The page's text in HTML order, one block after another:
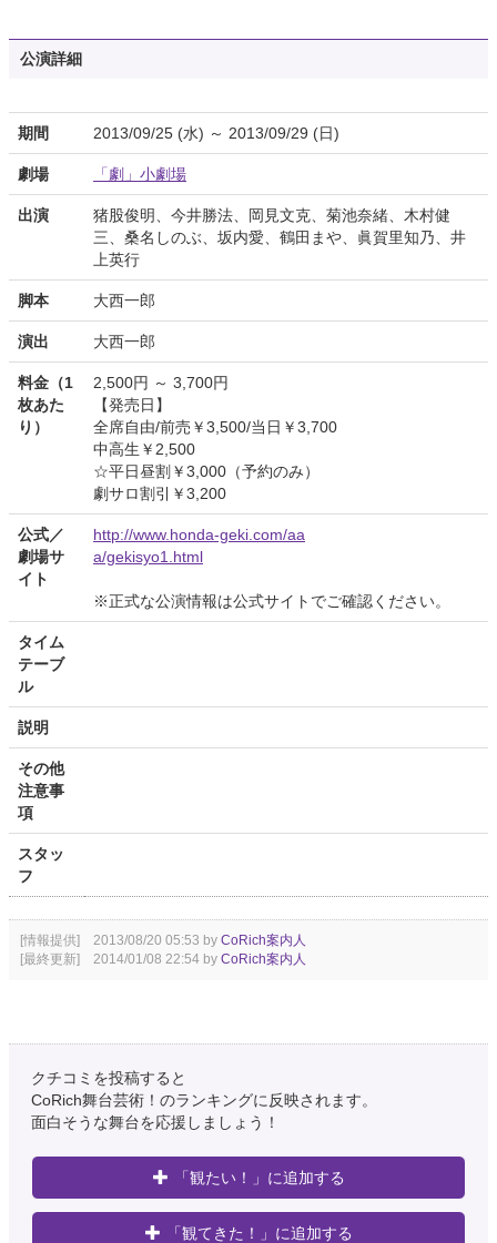
公演詳細
期間 2013/09/25 (水) ～ 2013/09/29 (日)
劇場 「劇」小劇場
出演
猪股俊明、今井勝法、岡見文克、菊池奈緒、木村健
三、桑名しのぶ、坂内愛、鶴田まや、眞賀里知乃、井
上英行
脚本 大西一郎
演出 大西一郎
料金（1
枚あた
り）
2,500円 ～ 3,700円
【発売日】
全席自由/前売￥3,500/当日￥3,700
中高生￥2,500
☆平日昼割￥3,000（予約のみ）
劇サロ割引￥3,200
公式／
劇場サ
イト
http://www.honda-geki.com/aa
a/gekisyo1.html
※正式な公演情報は公式サイトでご確認ください。
タイム
テーブ
ル
説明
その他
注意事
項
スタッ
フ
[情報提供] 2013/08/20 05:53 by CoRich案内人
[最終更新] 2014/01/08 22:54 by CoRich案内人
クチコミを投稿すると
CoRich舞台芸術！のランキングに反映されます。
面白そうな舞台を応援しましょう！
「観たい！」に追加する
「観てきた！」に追加する